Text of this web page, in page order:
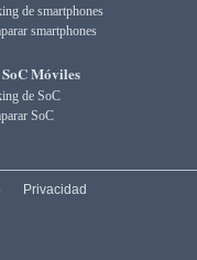
de smartphones
smartphones
SoC Móviles
de SoC
SoC
Privacidad